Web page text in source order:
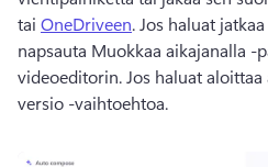
tai OneDriveen. Jos haluat
napsauta Muokkaa aikajanalla -
videoeditorin. Jos haluat
versio -vaihtoehtoa.